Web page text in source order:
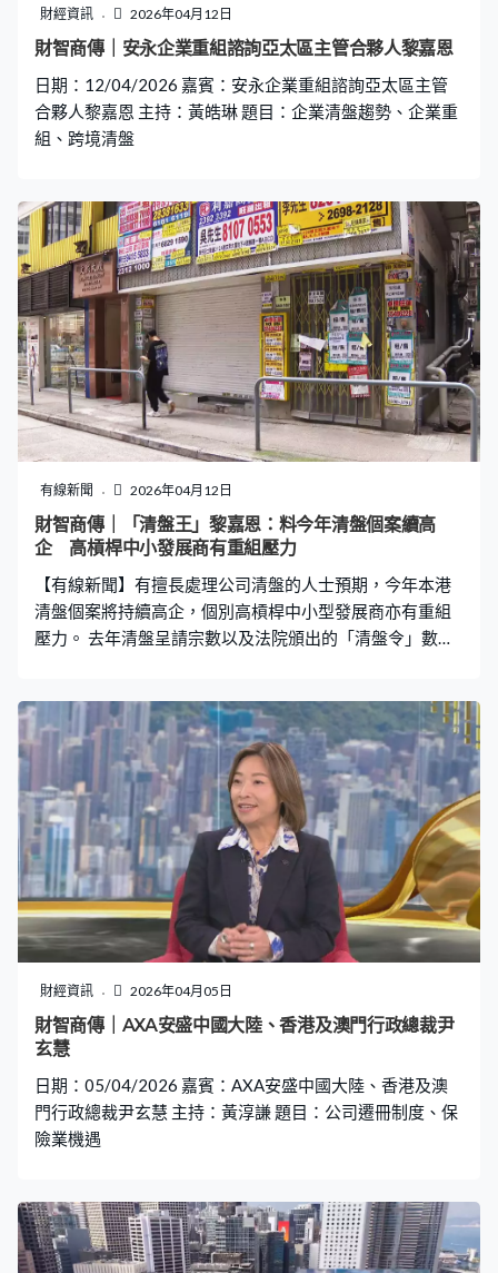
定有影響。」 她認為中東市場不能放棄，但亦要加緊拓展
其他市場，尤其是東盟市場。張淑芬：「回顧過去一年，
隊很努力，透過我們的辦事處，東盟我們有7個辦事處，透
過他們積極招攬更多買家和展商來香港做
財經資訊 2026年04月12日
財智商傳｜安永企業重組諮詢亞太區主管合夥人黎嘉恩
日期：12/04/2026 嘉賓：安永企業重組諮詢亞太區主管
合夥人黎嘉恩 主持：黃皓琳 題目：企業清盤趨勢、企業重
組、跨境清盤
有線新聞 2026年04月12日
財智商傳｜「清盤王」黎嘉恩：料今年清盤個案續高
企 高槓桿中小發展商有重組壓力
【有線新聞】有擅長處理公司清盤的人士預期，今年本港
清盤個案將持續高企，個別高槓桿中小型發展商亦有重組
壓力。 去年清盤呈請宗數以及法院頒出的「清盤令」數目
傳》訪問時預期，今年清盤數目將維持高企，個別行業壓
力相對較大。「有一些行業結構上是不行的，譬如消費行
業（港人）北上消費，還有一些行業以前靠實體店，現在
可能變了很多是網上消費，如果槓桿高的行業，那些亦相
對會受影響。」 市場尤其關注本港地產發展商的經營情
況，黎嘉恩認為大型發展商業務多元化，相對上較有實力
經營下去。「但如果是中小型地產商，很視乎本身負債槓
桿率是否很高，如是的話便要考慮重組，如果重組不成功
或本身已沒有甚麼值錢資產、大部分已經抵押，就有可能
被債權人申請清盤。」 他認為對於企業股東、員工、債權
人及投資者來說，重組永遠優於清盤，預期今年重組個案
將有上升趨勢。黎嘉恩：「過去數年經濟不是特別好，清
盤在過去數年，可能你想出售的時候，變賣資產的價錢也
高一些。」 黎嘉恩指出，上市公司較常採用重
財經資訊 2026年04月05日
財智商傳｜AXA安盛中國大陸、香港及澳門行政總裁尹
玄慧
日期：05/04/2026 嘉賓：AXA安盛中國大陸、香港及澳
門行政總裁尹玄慧 主持：黃淳謙 題目：公司遷冊制度、保
險業機遇